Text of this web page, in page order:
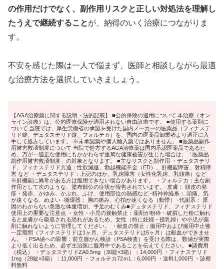
の作用だけでなく、副作用リスクと正しい対処法を理解し
たうえで継続することが、納得のいく治療につながりま
す。
不安を感じた際は一人で悩まず、医師と相談しながら最適
な治療方法を選択していきましょう。
【AGA治療薬に関する説明・法的記載】 ■公的保険の適用について 本治療（オン
ライン診療）は、公的医療保険が適用されない自由診療です。 ■使用する薬剤に
ついて 当院では、厚生労働省の承認を受けた国内メーカーの医薬品（フィナステ
リド錠、デュタステリド錠、フォルテカ）を、国内の医薬品卸業者より適正に入
手して処方しています。 ※未承認薬や個人輸入薬ではありません。 ■医薬品副作
用被害救済制度について 当院で処方するAGA治療薬は国内承認医薬品であるた
め、万が一適正な使用にもかかわらず重篤な健康被害が生じた場合は、「医薬品
副作用被害救済制度」の対象となります。 ■主なリスクと副作用 ・デュタステリ
ド、フィナステリド共通：性欲減退、勃起機能不全（ED）、肝機能障害、射精障
害 など ・デュタステリド：上記のほか、乳房障害（女性化乳房、乳頭痛）など
※肝機能に異常がある方は服用できない場合があります。 ・フォルテカ：主な副
作用として次のような、塗布部位の症状が報告されています。-皮膚： 頭皮の発
疹・発赤、かゆみ、かぶれ、ふけ、使用部位の熱感など -精神神経系： 頭痛、気
が遠くなる、めまい -循環器： 胸の痛み、心拍が速くなる（動悸） -代謝系： 原
因のわからない急激な体重増加、手足のむくみ■デュタステリド、フィナステリド
使用上の重要な注意点 ・女性・小児の接触禁止：薬剤が粉砕・破損した粉に触れ
ると皮膚から吸収される恐れがあるため、女性（特に妊婦・授乳婦）や小児が薬
剤に触れないように管理してください。 ・献血の禁止：服用中および服用中止後
一定期間（フィナステリドは1ヶ月、デュタステリドは6ヶ月）は献血ができませ
ん。 ・PSA値への影響：前立腺がん検診（PSA検査）を受ける際は、数値が実際
より低く出るため、必ず主治医に服用中であることを伝えてください。 ■諸費用
（税込） ・デュタステリドZA0.5mg（30錠×3箱）：14,000円 ・フィナステリド
1mg（28錠×3箱）：11,000円 ・フォルテカ72ｍL：6,000円 ・送料1,000円 ・診察
料無料